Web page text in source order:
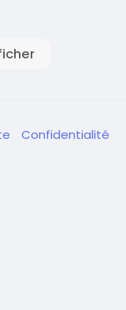
Confidentialité